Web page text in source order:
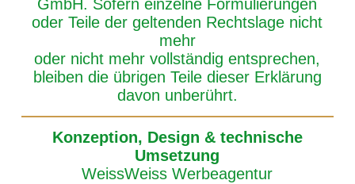
GmbH. Sofern einzelne Formulierungen
oder Teile der geltenden Rechtslage nicht
mehr
oder nicht mehr vollständig entsprechen,
bleiben die übrigen Teile dieser Erklärung
davon unberührt.
Konzeption, Design & technische
Umsetzung
WeissWeiss Werbeagentur